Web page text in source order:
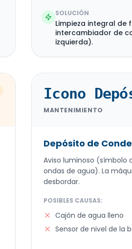
SOLUCIÓN
Limpieza integral de
intercambiador de
izquierda).
Icono
MANTENIMIENTO
Depósito de
Aviso luminoso (símbolo
ondas de agua). La
desbordar.
POSIBLES CAUSAS:
Cajón de agua lleno
Sensor de nivel de la